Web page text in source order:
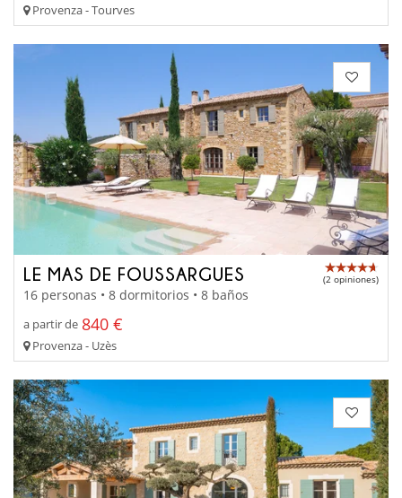
Provenza - Tourves
LE MAS DE FOUSSARGUES (2 opiniones)
16 personas • 8 dormitorios • 8 baños
a partir de 840 €
Provenza - Uzès